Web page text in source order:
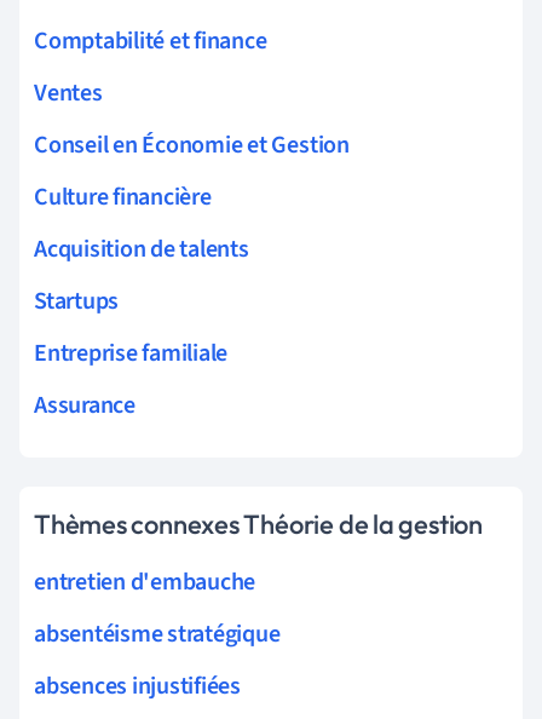
Comptabilité et finance
Ventes
Conseil en Économie et Gestion
Culture financière
Acquisition de talents
Startups
Entreprise familiale
Assurance
Thèmes connexes Théorie de la gestion
entretien d'embauche
absentéisme stratégique
absences injustifiées